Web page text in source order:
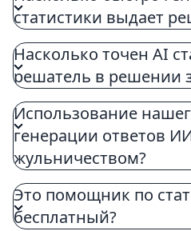
разработанный для
передовые алгоритмы,
поэтапные решения, что
понять многочисленные
концепции и облегчает
статистики выдает
Насколько точен AI
решатель в решении
Использование
генерации ответов
жульничеством?
Это помощник по
бесплатный?